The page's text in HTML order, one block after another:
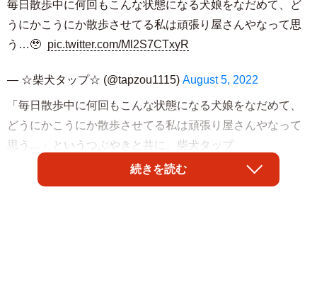
毎日散歩中に何回もこんな状態になる犬娘をなだめて、ど
うにかこうにか散歩させてる私は頑張り屋さんやなって思
う…🥹 pic.twitter.com/Ml2S7CTxyR
— ☆柴犬タップ☆ (@tapzou1115) August 5, 2022
「毎日散歩中に何回もこんな状態になる犬娘をなだめて、
どうにかこうにか散歩させてる私は頑張り屋さんやなって
思う…」というつぶやきと共に、柴犬タップ
（@tapzou1115）さんがTwitterに投稿した写真が話題で
す。そこに写っていたのは、散歩の途中、飼い主さんの両
続きを読む